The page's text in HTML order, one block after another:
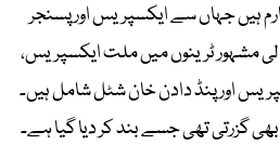
ہیں جہاں سے ایکسپریس اور پسنجر
مشہور ٹرینوں میں ملت ایکسپریس،
اور پنڈ دادن خان شٹل شامل ہیں۔
گزرتی تھی جسے بند کر دیا گیا ہے۔